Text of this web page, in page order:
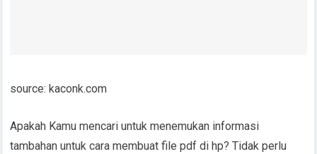
source: kaconk.com
Apakah Kamu mencari untuk menemukan informasi
tambahan untuk cara membuat file pdf di hp? Tidak perlu